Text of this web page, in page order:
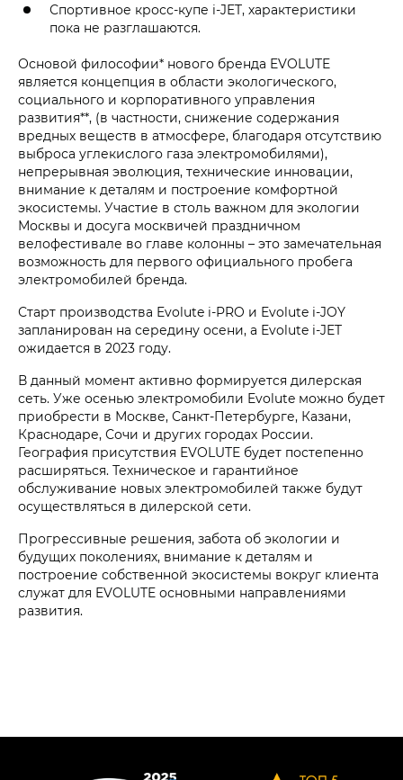
Спортивное кросс-купе i‑JET, характеристики
пока не разглашаются.
Основой философии* нового бренда EVOLUTE
является концепция в области экологического,
социального и корпоративного управления
развития**, (в частности, снижение содержания
вредных веществ в атмосфере, благодаря отсутствию
выброса углекислого газа электромобилями),
непрерывная эволюция, технические инновации,
внимание к деталям и построение комфортной
экосистемы. Участие в столь важном для экологии
Москвы и досуга москвичей праздничном
велофестивале во главе колонны – это замечательная
возможность для первого официального пробега
электромобилей бренда.
Старт производства Evolute i‑PRO и Evolute i‑JOY
запланирован на середину осени, а Evolute i‑JET
ожидается в 2023 году.
В данный момент активно формируется дилерская
сеть. Уже осенью электромобили Evolute можно будет
приобрести в Москве, Санкт-Петербурге, Казани,
Краснодаре, Сочи и других городах России.
География присутствия EVOLUTE будет постепенно
расширяться. Техническое и гарантийное
обслуживание новых электромобилей также будут
осуществляться в дилерской сети.
Прогрессивные решения, забота об экологии и
будущих поколениях, внимание к деталям и
построение собственной экосистемы вокруг клиента
служат для EVOLUTE основными направлениями
развития.